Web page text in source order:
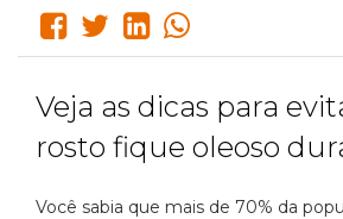
Veja as dicas para
rosto fique oleoso
Você sabia que mais de 70% da